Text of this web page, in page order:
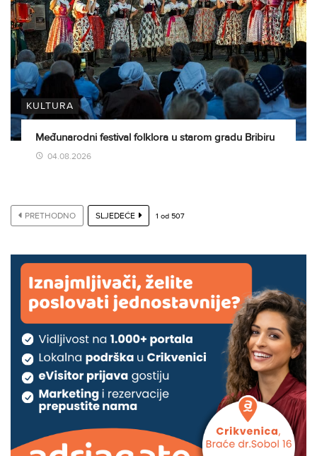
KULTURA
Međunarodni festival folklora u starom gradu Bribiru
04.08.2026
PRETHODNO SLJEDEĆE 1 od 507